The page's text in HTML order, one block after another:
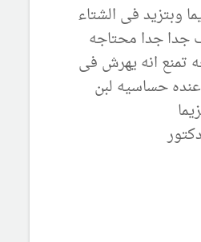
وبتزيد فى الشتاء
جدا جدا محتاجه
انه يهرش فى
حساسيه لبن